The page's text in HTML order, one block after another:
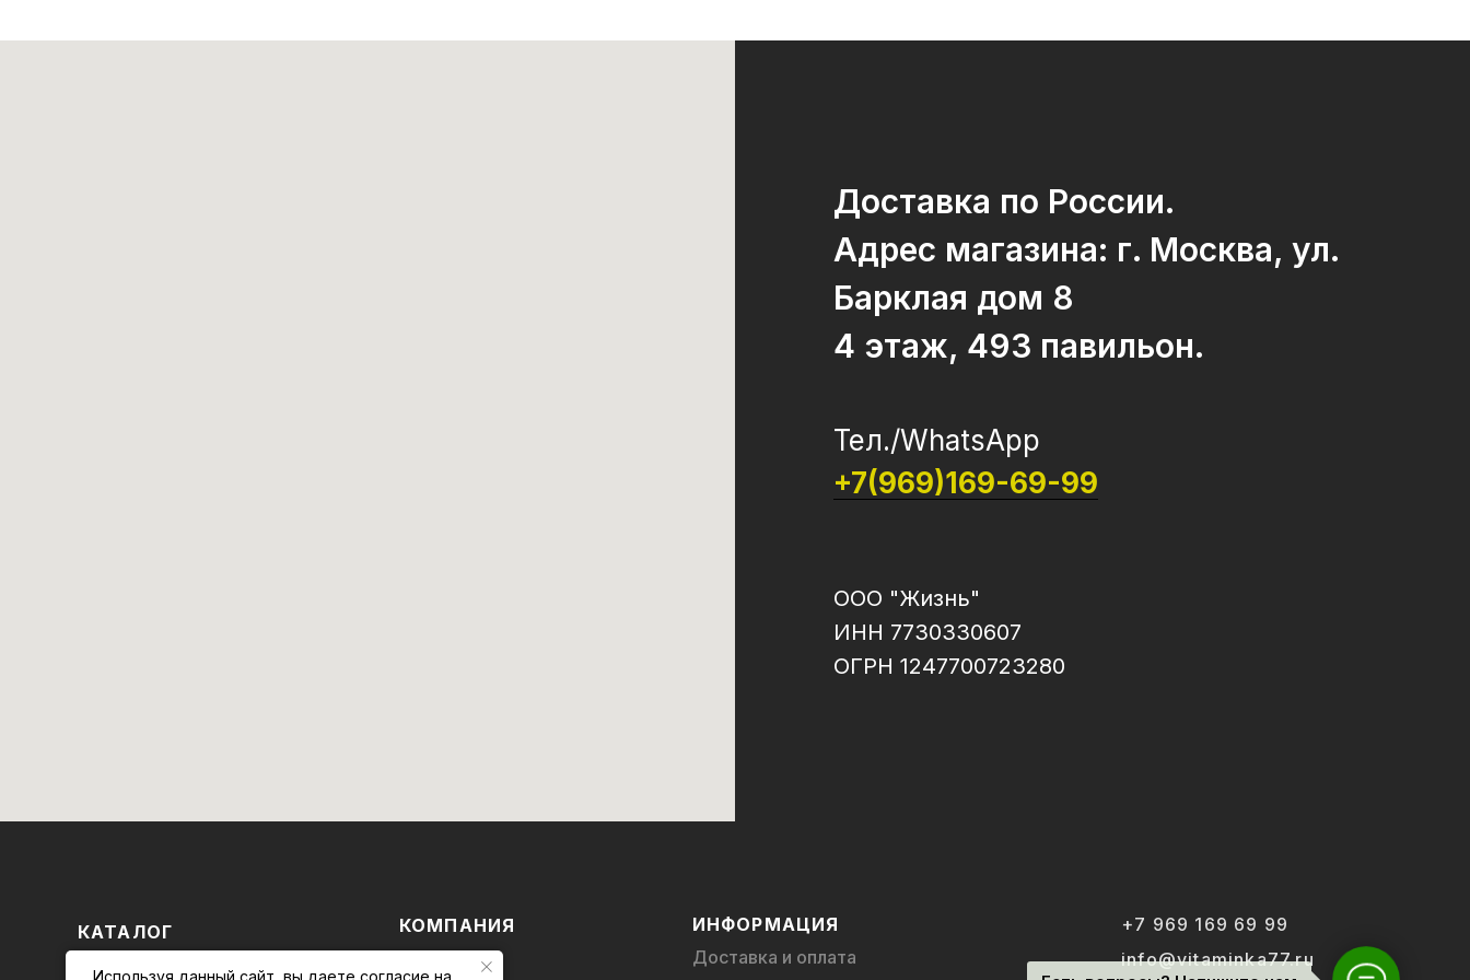
Доставка по России.
Адрес магазина: г. Москва, ул.
Барклая дом 8
4 этаж, 493 павильон.
Тел./WhatsApp
+7(969)169-69-99
ООО "Жизнь"
ИНН 7730330607
ОГРН 1247700723280
КАТАЛОГ
БРЕНДЫ
КОМПАНИЯ
+7 969 169 69 99
info@vitaminka77.ru
ИНФОРМАЦИЯ
Доставка и оплата
Используя данный сайт, вы даете согласие на